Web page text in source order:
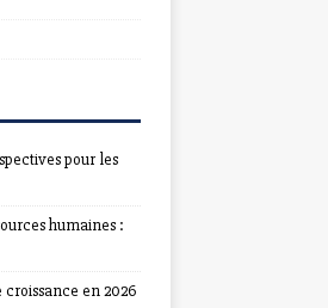
pour les
humaines :
en 2026